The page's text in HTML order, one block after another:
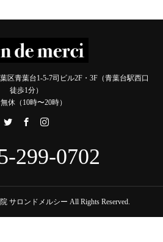
区青葉台1-5-7司ビル2F・3F（青葉台駅西口
徒歩1分）
休（10時〜20時）
299-0702
サロンドメルシー All Rights Reserved.